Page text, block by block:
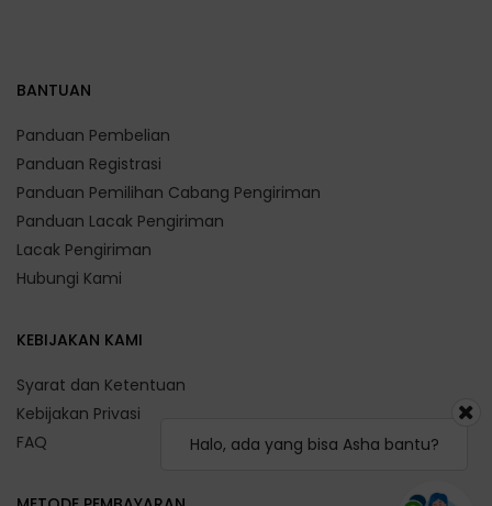
Halo, ada yang bisa Asha bantu?
BANTUAN
Panduan Pembelian
Panduan Registrasi
Panduan Pemilihan Cabang Pengiriman
Panduan Lacak Pengiriman
Lacak Pengiriman
Hubungi Kami
KEBIJAKAN KAMI
Syarat dan Ketentuan
Kebijakan Privasi
FAQ